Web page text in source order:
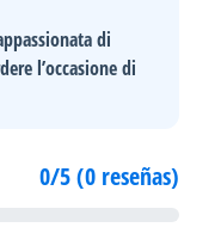
di
l’occasione di
0/5 (0 reseñas)